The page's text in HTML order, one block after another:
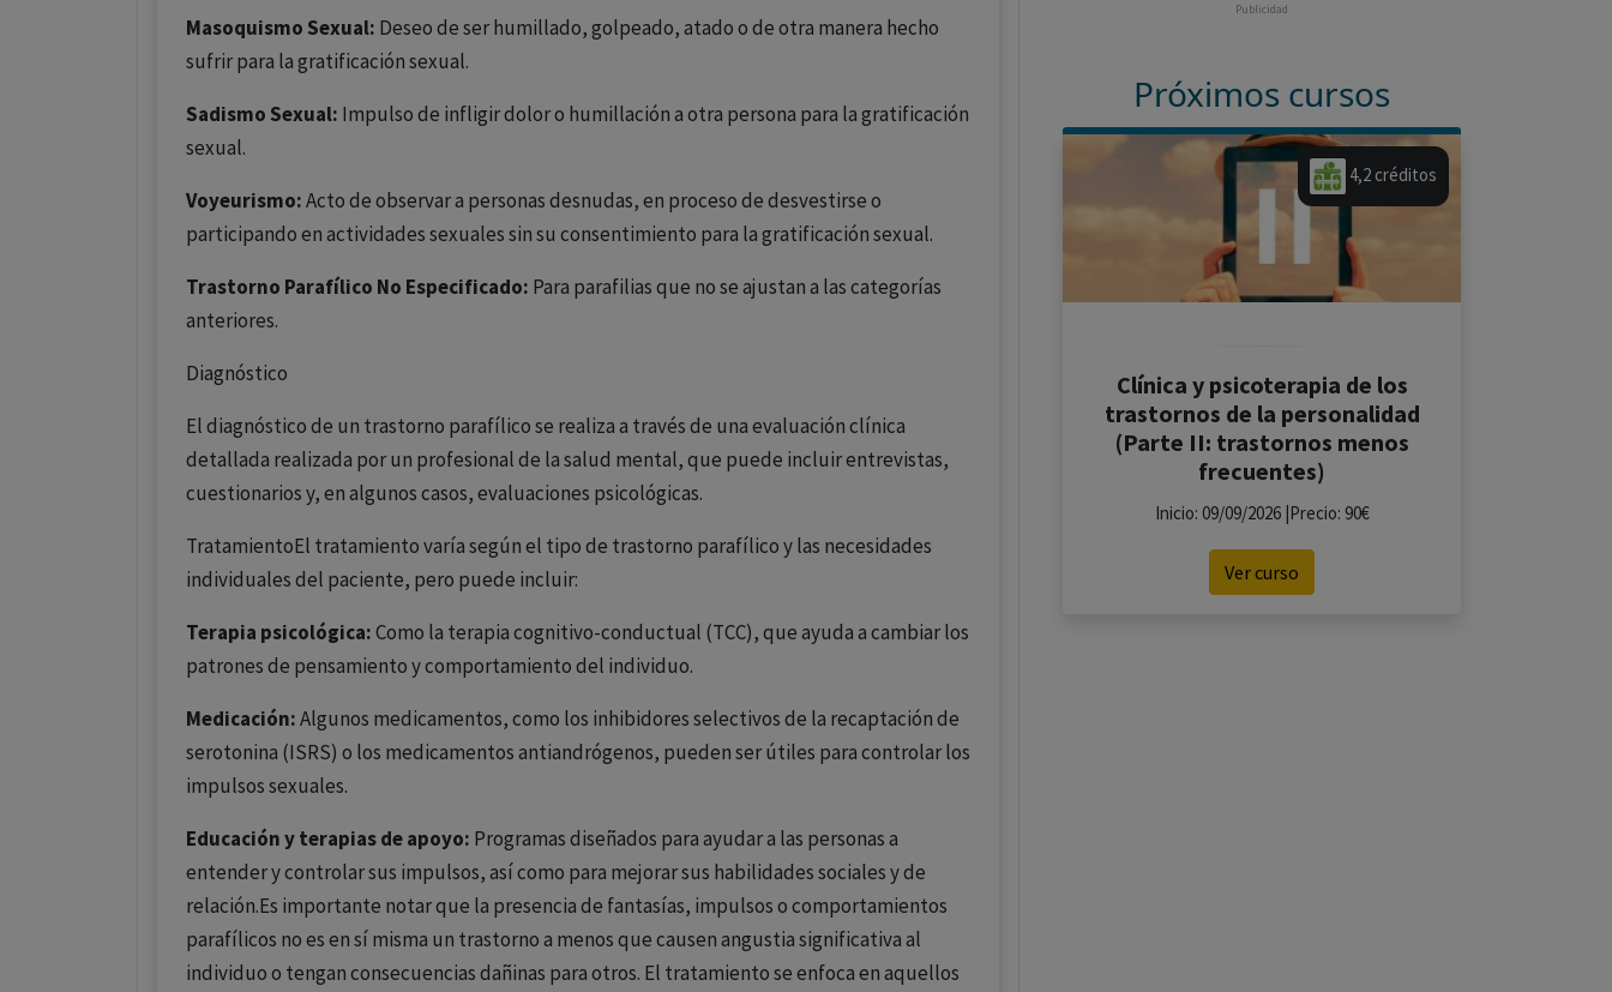
Masoquismo Sexual: Deseo de ser humillado, golpeado, atado o de otra manera hecho
sufrir para la gratificación sexual.
Sadismo Sexual: Impulso de infligir dolor o humillación a otra persona para la gratificación
sexual.
Voyeurismo:Acto de observar a personas desnudas, en proceso de desvestirse o
participando en actividades sexuales sin su consentimiento para la gratificación sexual.
Trastorno Parafílico No Especificado: Para parafilias que no se ajustan a las categorías
anteriores.
Diagnóstico
El diagnóstico de un trastorno parafílico se realiza a través de una evaluación clínica
detallada realizada por un profesional de la salud mental, que puede incluir entrevistas,
cuestionarios y, en algunos casos, evaluaciones psicológicas.
TratamientoEl tratamiento varía según el tipo de trastorno parafílico y las necesidades
individuales del paciente, pero puede incluir:
Terapia psicológica:Como la terapia cognitivo-conductual (TCC), que ayuda a cambiar los
patrones de pensamiento y comportamiento del individuo.
Medicación:Algunos medicamentos, como los inhibidores selectivos de la recaptación de
serotonina (ISRS) o los medicamentos antiandrógenos, pueden ser útiles para controlar los
impulsos sexuales.
Educación y terapias de apoyo: Programas diseñados para ayudar a las personas a
entender y controlar sus impulsos, así como para mejorar sus habilidades sociales y de
relación.Es importante notar que la presencia de fantasías, impulsos o comportamientos
parafílicos no es en sí misma un trastorno a menos que causen angustia significativa al
individuo o tengan consecuencias dañinas para otros. El tratamiento se enfoca en aquellos
Publicidad
Próximos cursos
4,2 créditos
Clínica y psicoterapia de los
trastornos de la personalidad
(Parte II: trastornos menos
frecuentes)
Inicio: 09/09/2026 |Precio: 90€
Ver curso